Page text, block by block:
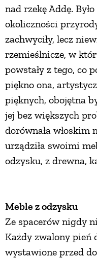
nad rzekę Addę.
okoliczności
zachwyciły, lecz
rzemieślnicze, w
powstały z tego, co
piękno ona,
pięknych, obojętna
jej bez większych
dorównała włoskim
urządziła swoimi
odzysku, z drewna,
Meble z odzysku
Ze spacerów nigdy
Każdy zwalony pień
wystawione przed